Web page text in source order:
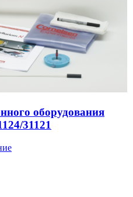
оборудования
31121